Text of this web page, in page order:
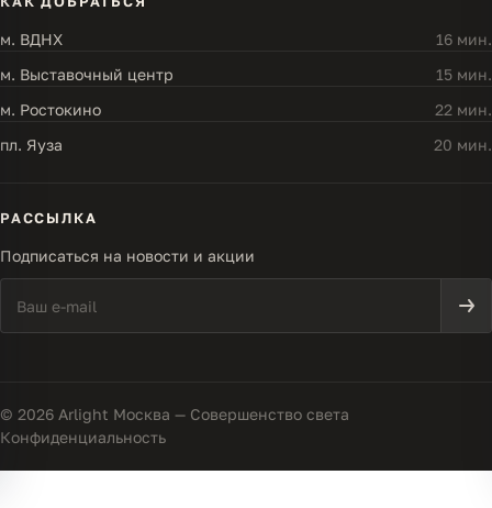
м. ВДНХ
16 мин.
м. Выставочный центр
15 мин.
м. Ростокино
22 мин.
пл. Яуза
20 мин.
РАССЫЛКА
Подписаться на новости и акции
© 2026 Arlight Москва — Совершенство света
Конфиденциальность